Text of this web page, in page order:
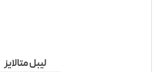
لیبل متالایز